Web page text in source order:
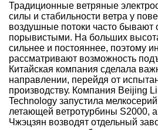
Традиционные ветряные
силы и стабильности ветра у
воздушные потоки часто бывают
порывистыми. На больших
сильнее и постояннее, поэтому
рассматривают возможность
Китайская компания сделала
направлении, перейдя от
производству. Компания Beijing
Technology запустила
летающей ветротурбины S2000,
Чжэцзян возводят отдельный